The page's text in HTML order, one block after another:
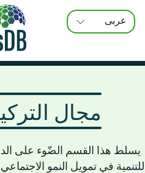
عربى
ENGLISH
FRANÇAIS
مجال
يسلط هذا القسم الضّوء على
للتنمية في تمويل النمو